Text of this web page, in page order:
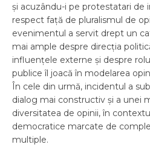
și acuzându-i pe protestatari de
respect față de pluralismul de
evenimentul a servit drept un
mai ample despre direcția
influențele externe și despre
publice îl joacă în modelarea
În cele din urmă, incidentul a
dialog mai constructiv și a unei
diversitatea de opinii, în
democratice marcate de
multiple.